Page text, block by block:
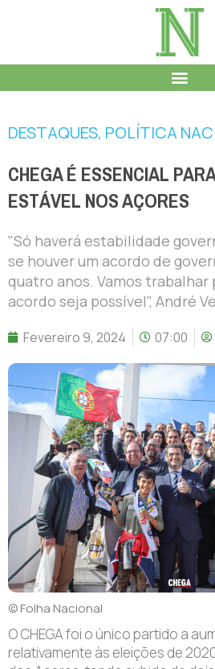
DESTAQUES, POLÍTICA
CHEGA É ESSENCIAL
ESTÁVEL NOS AÇORES
"Só haverá estabilidade
se houver um acordo de
quatro anos. Vamos trabalhar
acordo seja possível", André
Fevereiro 9, 2024 07:00
© Folha Nacional
O CHEGA foi o único partido a
relativamente às eleições de